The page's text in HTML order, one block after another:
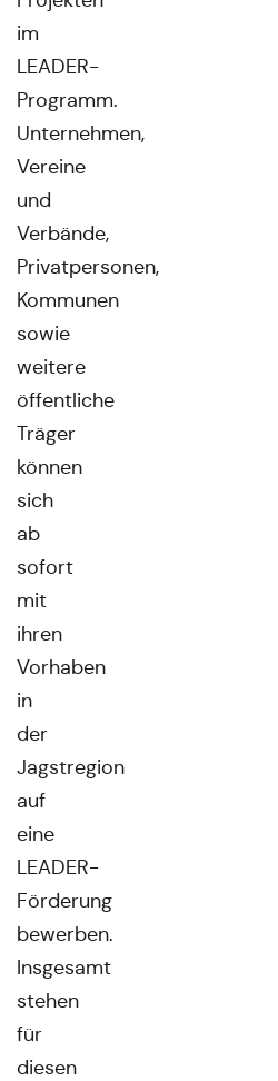
im
LEADER-
Programm.
Unternehmen,
Vereine
und
Verbände,
Privatpersonen,
Kommunen
sowie
weitere
öffentliche
Träger
können
sich
ab
sofort
mit
ihren
Vorhaben
in
der
Jagstregion
auf
eine
LEADER-
Förderung
bewerben.
Insgesamt
stehen
für
diesen